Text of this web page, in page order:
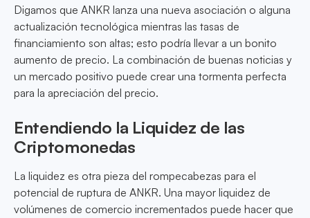
Digamos que ANKR lanza una nueva asociación o alguna
actualización tecnológica mientras las tasas de
financiamiento son altas; esto podría llevar a un bonito
aumento de precio. La combinación de buenas noticias y
un mercado positivo puede crear una tormenta perfecta
para la apreciación del precio.
Entendiendo la Liquidez de las
Criptomonedas
La liquidez es otra pieza del rompecabezas para el
potencial de ruptura de ANKR. Una mayor liquidez de
volúmenes de comercio incrementados puede hacer que